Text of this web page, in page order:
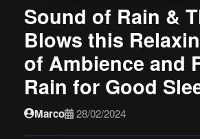
Sound of Rain &
Blows this
of Ambience and
Rain for Good
Marco 28/02/2024